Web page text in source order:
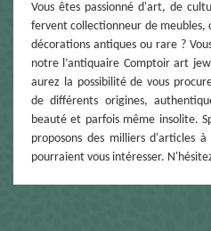
Vous êtes passionné d'art, de
fervent collectionneur de meubles,
décorations antiques ou rare ?
notre l’antiquaire Comptoir art
aurez la possibilité de vous
de différents origines,
beauté et parfois même insolite.
proposons des milliers d'articles
pourraient vous intéresser.